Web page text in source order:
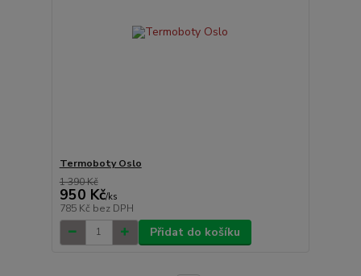
Termoboty Oslo
1 390 Kč
950 Kč/ks
785 Kč bez DPH
Přidat do košíku